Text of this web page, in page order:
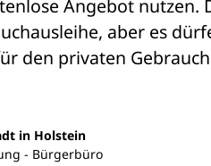
Angebot
aber es
den privaten
in Holstein
- Bürgerbüro